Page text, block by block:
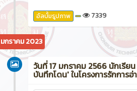
อัลบั้มรูปภาพ 7339
มกราคม 2023
วันที่ 17 มกราคม 2566 นักเรีย
บันทึกโดน' ในโครงการรักการอ่